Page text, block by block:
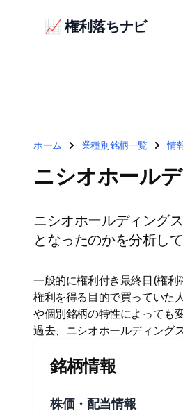
📈 権利落ちナビ
ホーム 業種別銘柄一覧 情
ニシオホール
ニシオホールディング
となったのかを分析して
一般的に権利付き最終日(権
権利を得る目的で買っていた
や個別銘柄の特性によっても
過去、ニシオホールディング
銘柄情報
株価・配当情報